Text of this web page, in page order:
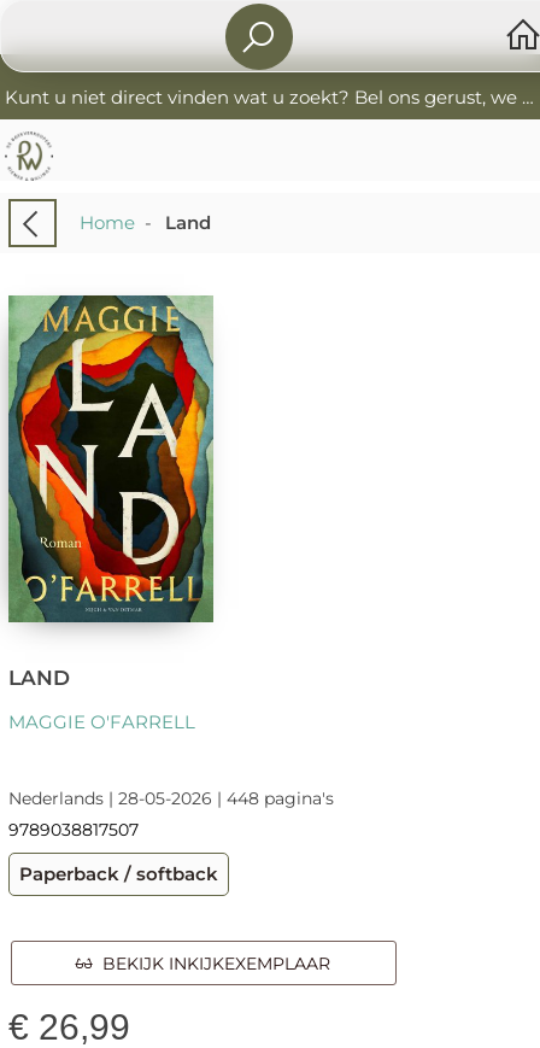
Kunt u niet direct vinden wat u zoekt? Bel ons gerust, we helpen u graag. 0341-552405 De Boekverkoopers
Home- Land
LAND
MAGGIE O'FARRELL
Nederlands | 28-05-2026 | 448 pagina's
9789038817507
Paperback / softback
BEKIJK INKIJKEXEMPLAAR
€ 26,99